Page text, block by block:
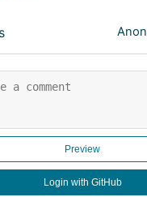
Preview
Login with GitHub